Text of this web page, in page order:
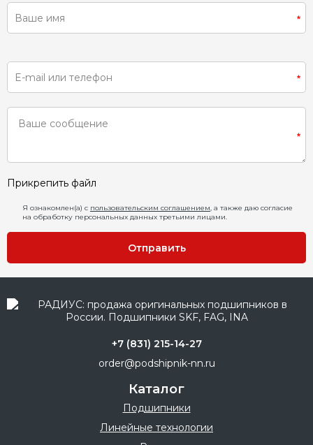
Прикрепить файл
Я ознакомлен(а) с пользовательским соглашением, а также даю согласие
на обработку персональных данных третьими лицами.
Отправить
+7 (831) 215-14-27
order@podshipnik-nn.ru
Каталог
Подшипники
Линейные технологии